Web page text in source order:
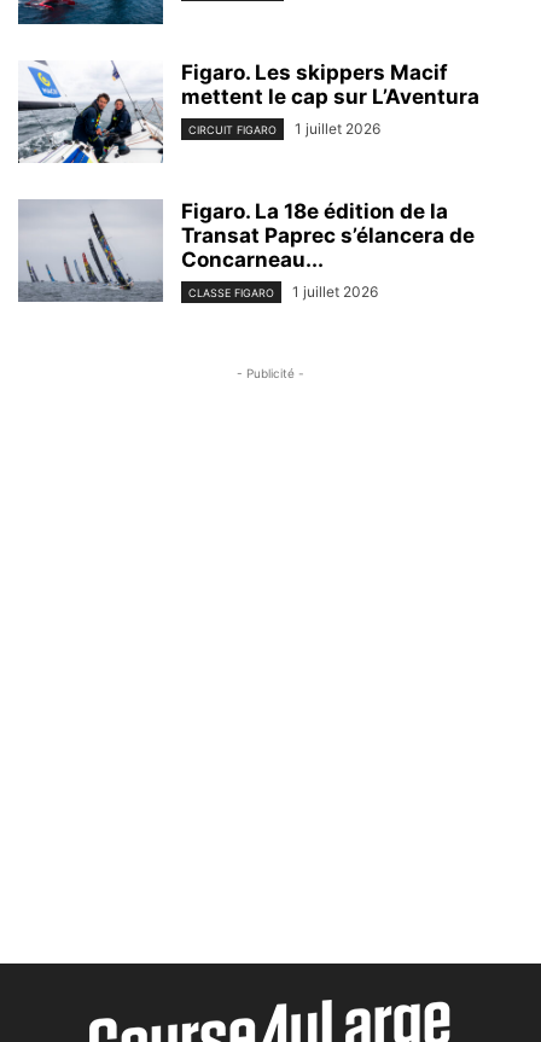
Figaro. Les skippers Macif
mettent le cap sur L’Aventura
CIRCUIT FIGARO 1 juillet 2026
Figaro. La 18e édition de la
Transat Paprec s’élancera de
Concarneau...
CLASSE FIGARO 1 juillet 2026
- Publicité -